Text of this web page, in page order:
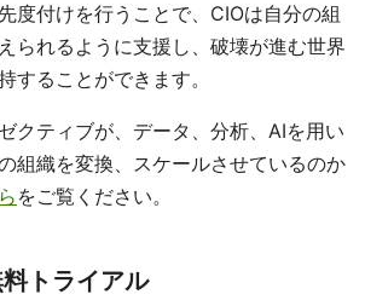
度付けを行うことで、CIOは自分の組
られるように支援し、破壊が進む世界
することができます。
クティブが、データ、分析、AIを用い
組織を変換、スケールさせているのか
をご覧ください。
トライアル